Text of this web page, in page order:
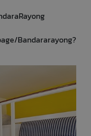
Bandararayong?